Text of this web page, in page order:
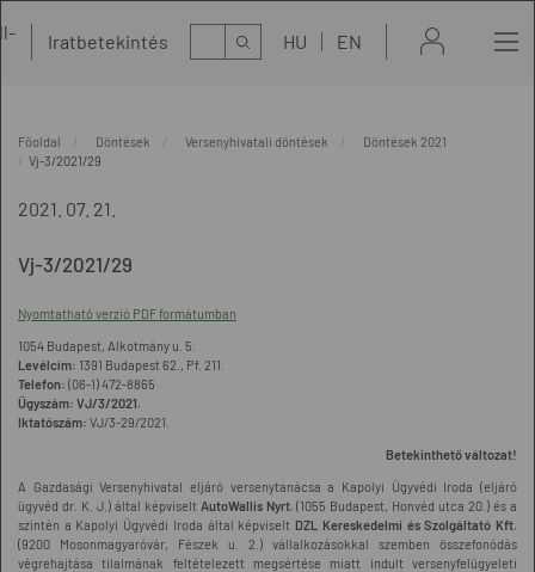
Iratbetekintés Kereső HU EN
Főoldal Döntések Versenyhivatali döntések
Döntések 2021
Vj-3/2021/29
2021. 07. 21.
Vj-3/2021/29
Nyomtatható verzió PDF formátumban
1054 Budapest, Alkotmány u. 5.
Levélcím: 1391 Budapest 62., Pf. 211.
Telefon: (06-1) 472-8865
Ügyszám: VJ/3/2021.
Iktatószám: VJ/3-29/2021.
Betekinthető változat!
A Gazdasági Versenyhivatal eljáró versenytanácsa a Kapolyi Ügyvédi Iroda (eljáró
ügyvéd dr. K. J.) által képviselt AutoWallis Nyrt. (1055 Budapest, Honvéd utca 20.) és a
szintén a Kapolyi Ügyvédi Iroda által képviselt DZL Kereskedelmi és Szolgáltató Kft.
(9200 Mosonmagyaróvár, Fészek u. 2.) vállalkozásokkal szemben összefonódás
végrehajtása tilalmának feltételezett megsértése miatt indult versenyfelügyeleti